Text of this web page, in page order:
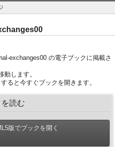
exchanges00 の電子ブックに掲載さ
します。
ると今すぐブックを開きます。
読む
版でブックを開く